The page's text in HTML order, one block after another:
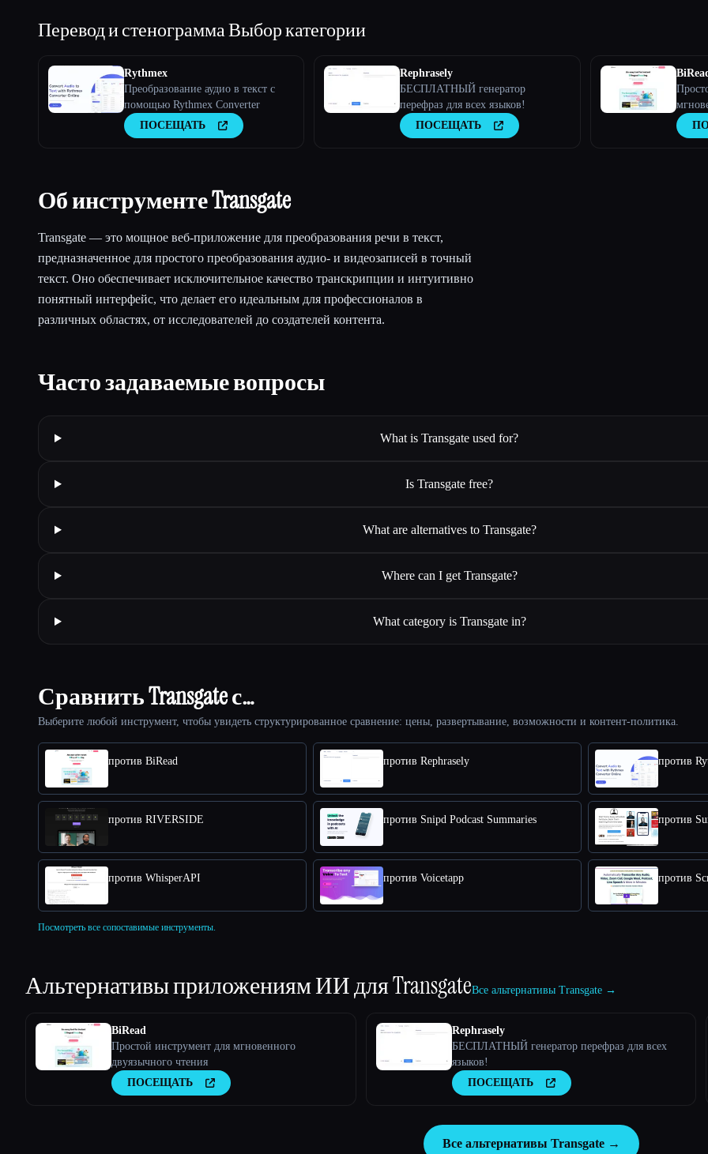
Перевод и стенограммаВыбор категории
Rythmex
Преобразование аудио в текст с
помощью Rythmex Converter
ПОСЕЩАТЬ
Rephrasely
БЕСПЛАТНЫЙ генератор
перефраз для всех языков!
ПОСЕЩАТЬ
BiRead
Об инструменте Transgate
Transgate — это мощное веб-приложение для преобразования речи в текст,
предназначенное для простого преобразования аудио- и видеозаписей в точный
текст. Оно обеспечивает исключительное качество транскрипции и интуитивно
понятный интерфейс, что делает его идеальным для профессионалов в
различных областях, от исследователей до создателей контента.
Часто задаваемые вопросы
What is Transgate used for?
Is Transgate free?
What are alternatives to Transgate?
Where can I get Transgate?
What category is Transgate in?
Сравнить Transgate с…
Выберите любой инструмент, чтобы увидеть структурированное сравнение: цены, развертывание, возможности и контент-политика.
против BiRead против Rephrasely против
против RIVERSIDE против Snipd Podcast Summaries против
против WhisperAPI против Voicetapp против
Посмотреть все сопоставимые инструменты.
Альтернативы приложениям ИИ дляTransgateВсе альтернативы Transgate →
BiRead
Простой инструмент для мгновенного
двуязычного чтения
ПОСЕЩАТЬ
Rephrasely
БЕСПЛАТНЫЙ генератор перефраз для всех
языков!
ПОСЕЩАТЬ
Все альтернативы Transgate →